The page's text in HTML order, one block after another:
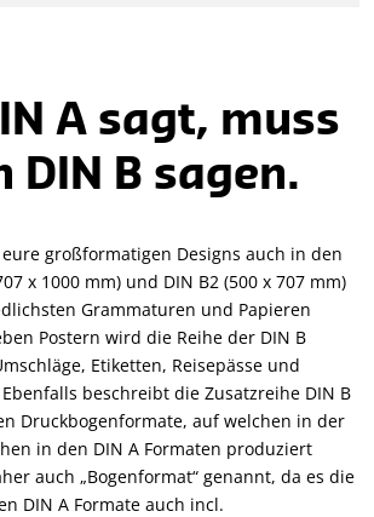
A sagt, muss
DIN B sagen.
großformatigen Designs auch in den
x 1000 mm) und DIN B2 (500 x 707 mm)
Grammaturen und Papieren
Postern wird die Reihe der DIN B
Etiketten, Reisepässe und
beschreibt die Zusatzreihe DIN B
Druckbogenformate, auf welchen in der
in den DIN A Formaten produziert
auch „Bogenformat“ genannt, da es die
DIN A Formate auch incl.